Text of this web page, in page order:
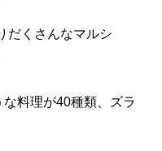
だくさんなマルシ
料理が40種類、ズラ